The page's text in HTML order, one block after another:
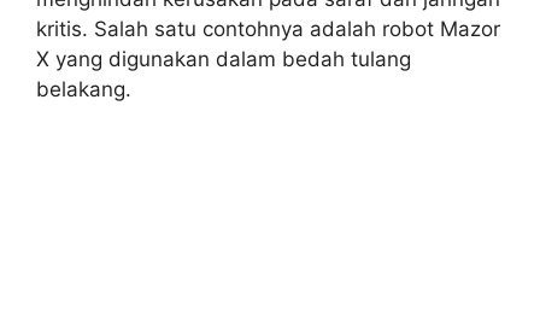
kritis. Salah satu contohnya adalah robot Mazor
X yang digunakan dalam bedah tulang
belakang.